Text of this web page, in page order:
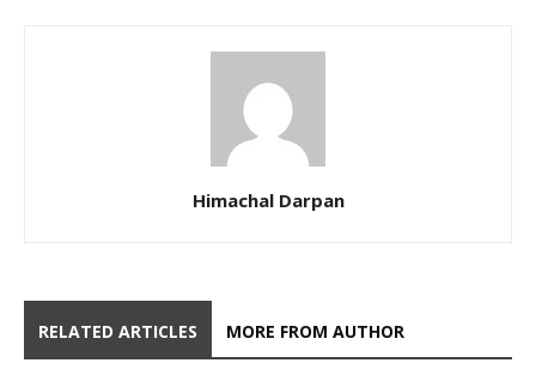
Himachal Darpan
RELATED ARTICLES MORE FROM AUTHOR